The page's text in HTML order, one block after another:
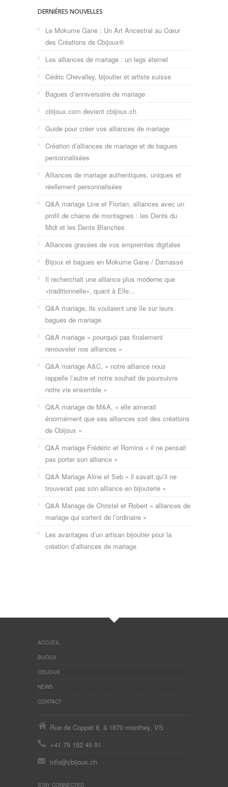
DERNIÈRES NOUVELLES
Le Mokume Gane : Un Art Ancestral au Cœur
des Créations de Cbijoux®
Les alliances de mariage : un legs éternel
Cédric Chevalley, bijoutier et artiste suisse
Bagues d’anniversaire de mariage
cbijoux.com devient cbijoux.ch
Guide pour créer vos alliances de mariage
Création d’alliances de mariage et de bagues
personnalisées
Alliances de mariage authentiques, uniques et
réellement personnalisées
Q&A mariage Line et Florian, alliances avec un
profil de chaine de montagnes : les Dents du
Midi et les Dents Blanches
Alliances gravées de vos empreintes digitales
Bijoux et bagues en Mokume Gane / Damassé
Il recherchait une alliance plus moderne que
«traditionnelle», quant à Elle…
Q&A mariage, ils voulaient une île sur leurs
bagues de mariage
Q&A mariage « pourquoi pas finalement
renouveler nos alliances »
Q&A mariage A&C, « notre alliance nous
rappelle l’autre et notre souhait de poursuivre
notre vie ensemble »
Q&A mariage de M&A, « elle aimerait
énormément que ses alliances soit des créations
de Cbijoux »
Q&A mariage Frédéric et Romina « il ne pensait
pas porter son alliance »
Q&A Mariage Aline et Seb « il savait qu’il ne
trouverait pas son alliance en bijouterie »
Q&A Mariage de Christel et Robert « alliances de
mariage qui sortent de l’ordinaire »
Les avantages d’un artisan bijoutier pour la
création d’alliances de mariage
ACCUEIL
BIJOUX
CBIJOUX
NEWS
CONTACT
Rue de Coppet 8, à 1870 monthey, VS
+41 79 152 45 91
info@cbijoux.ch
STAY CONNECTED